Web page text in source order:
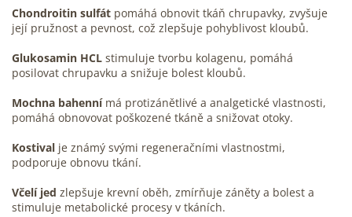
Chondroitin sulfát pomáhá obnovit tkáň chrupavky, zvyšuje
její pružnost a pevnost, což zlepšuje pohyblivost kloubů.
Glukosamin HCL stimuluje tvorbu kolagenu, pomáhá
posilovat chrupavku a snižuje bolest kloubů.
Mochna bahenní má protizánětlivé a analgetické vlastnosti,
pomáhá obnovovat poškozené tkáně a snižovat otoky.
Kostival je známý svými regeneračními vlastnostmi,
podporuje obnovu tkání.
Včelí jed zlepšuje krevní oběh, zmírňuje záněty a bolest a
stimuluje metabolické procesy v tkáních.